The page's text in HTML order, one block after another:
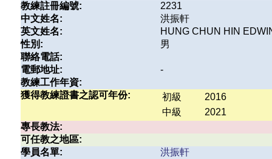
教練註冊編號:
2231
中文姓名:
洪振軒
英文姓名:
HUNG CHUN HIN
性別:
男
聯絡電話:
電郵地址:
-
教練工作年資:
獲得教練證書之認可年份:
初級
2016
中級
2021
專長教法:
可任教之地區:
學員名單:
洪振軒